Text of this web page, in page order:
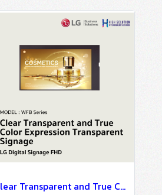
Clear Transparent and True Color Expression Transparent Signage